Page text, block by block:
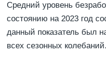
Средний уровень
состоянию на 2023 год
данный показатель был
всех сезонных колебаний.